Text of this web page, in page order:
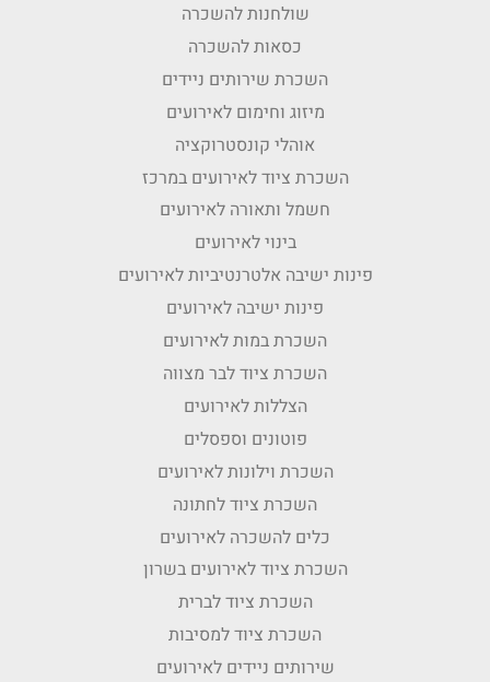
שולחנות להשכרה
כסאות להשכרה
השכרת שירותים ניידים
מיזוג וחימום לאירועים
אוהלי קונסטרוקציה
השכרת ציוד לאירועים במרכז
חשמל ותאורה לאירועים
בינוי לאירועים
פינות ישיבה אלטרנטיביות לאירועים
פינות ישיבה לאירועים
השכרת במות לאירועים
השכרת ציוד לבר מצווה
הצללות לאירועים
פוטונים וספסלים
השכרת וילונות לאירועים
השכרת ציוד לחתונה
כלים להשכרה לאירועים
השכרת ציוד לאירועים בשרון
השכרת ציוד לברית
השכרת ציוד למסיבות
שירותים ניידים לאירועים